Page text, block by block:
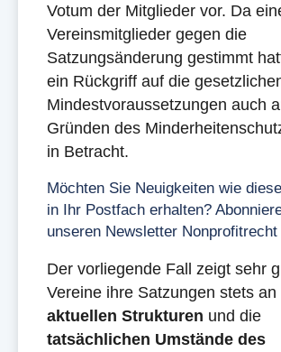
Votum der Mitglieder vor. Da
Vereinsmitglieder gegen die
Satzungsänderung gestimmt
ein Rückgriff auf die
Mindestvoraussetzungen auch
Gründen des
in Betracht.
Möchten Sie Neuigkeiten wie
in Ihr Postfach erhalten?
unseren Newsletter
Der vorliegende Fall zeigt sehr
Vereine ihre Satzungen stets an
aktuellen Strukturen und die
tatsächlichen Umstände des